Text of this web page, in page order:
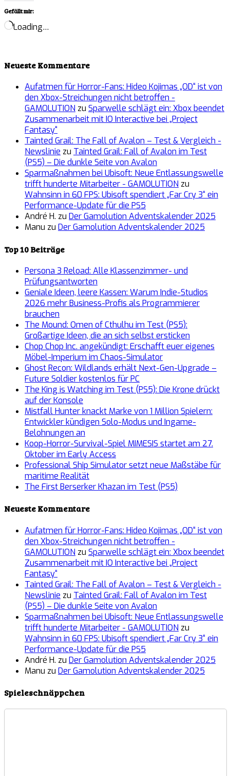
Gefällt mir:
Loading…
Neueste Kommentare
Aufatmen für Horror-Fans: Hideo Kojimas „OD“ ist von
den Xbox-Streichungen nicht betroffen -
GAMOLUTION zu Sparwelle schlägt ein: Xbox beendet
Zusammenarbeit mit IO Interactive bei „Project
Fantasy“
Tainted Grail: The Fall of Avalon – Test & Vergleich -
Newslinie zu Tainted Grail: Fall of Avalon im Test
(PS5) – Die dunkle Seite von Avalon
Sparmaßnahmen bei Ubisoft: Neue Entlassungswelle
trifft hunderte Mitarbeiter - GAMOLUTION zu
Wahnsinn in 60 FPS: Ubisoft spendiert „Far Cry 3“ ein
Performance-Update für die PS5
André H. zu Der Gamolution Adventskalender 2025
Manu zu Der Gamolution Adventskalender 2025
Top 10 Beiträge
Persona 3 Reload: Alle Klassenzimmer- und
Prüfungsantworten
Geniale Ideen, leere Kassen: Warum Indie-Studios
2026 mehr Business-Profis als Programmierer
brauchen
The Mound: Omen of Cthulhu im Test (PS5):
Großartige Ideen, die an sich selbst ersticken
Chop Chop Inc. angekündigt: Erschafft euer eigenes
Möbel-Imperium im Chaos-Simulator
Ghost Recon: Wildlands erhält Next-Gen-Upgrade –
Future Soldier kostenlos für PC
The King is Watching im Test (PS5): Die Krone drückt
auf der Konsole
Mistfall Hunter knackt Marke von 1 Million Spielern:
Entwickler kündigen Solo-Modus und Ingame-
Belohnungen an
Koop-Horror-Survival-Spiel MIMESIS startet am 27.
Oktober im Early Access
Professional Ship Simulator setzt neue Maßstäbe für
maritime Realität
The First Berserker Khazan im Test (PS5)
Neueste Kommentare
Aufatmen für Horror-Fans: Hideo Kojimas „OD“ ist von
den Xbox-Streichungen nicht betroffen -
GAMOLUTION zu Sparwelle schlägt ein: Xbox beendet
Zusammenarbeit mit IO Interactive bei „Project
Fantasy“
Tainted Grail: The Fall of Avalon – Test & Vergleich -
Newslinie zu Tainted Grail: Fall of Avalon im Test
(PS5) – Die dunkle Seite von Avalon
Sparmaßnahmen bei Ubisoft: Neue Entlassungswelle
trifft hunderte Mitarbeiter - GAMOLUTION zu
Wahnsinn in 60 FPS: Ubisoft spendiert „Far Cry 3“ ein
Performance-Update für die PS5
André H. zu Der Gamolution Adventskalender 2025
Manu zu Der Gamolution Adventskalender 2025
Spieleschnäppchen